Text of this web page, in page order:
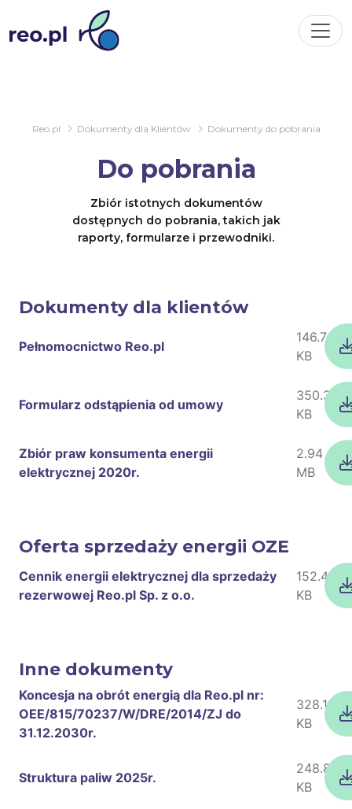
Reo.pl Dokumenty dla Klientów Dokumenty do pobrania
Do pobrania
Zbiór istotnych dokumentów
dostępnych do pobrania, takich jak
raporty, formularze i przewodniki.
Dokumenty dla klientów
Pełnomocnictwo Reo.pl
146.74
KB
Formularz odstąpienia od umowy
350.37
KB
Zbiór praw konsumenta energii
elektrycznej 2020r.
2.94
MB
Oferta sprzedaży energii OZE
Cennik energii elektrycznej dla sprzedaży
rezerwowej Reo.pl Sp. z o.o.
152.44
KB
Inne dokumenty
Koncesja na obrót energią dla Reo.pl nr:
OEE/815/70237/W/DRE/2014/ZJ do
31.12.2030r.
328.11
KB
Struktura paliw 2025r.
248.88
KB